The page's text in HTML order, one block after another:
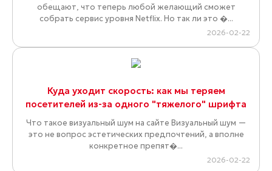
обещают, что теперь любой желающий сможет
собрать сервис уровня Netflix. Но так ли это �...
2026-02-22
Куда уходит скорость: как мы теряем
посетителей из-за одного "тяжелого" шрифта
Что такое визуальный шум на сайте Визуальный шум —
это не вопрос эстетических предпочтений, а вполне
конкретное препят�...
2026-02-22